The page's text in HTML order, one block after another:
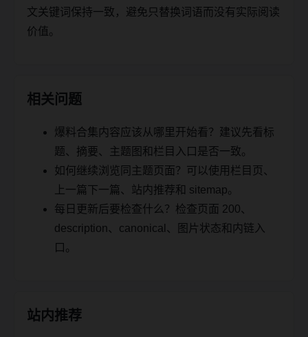
文关键词保持一致，避免只替换词语而没有实际阅读
价值。
相关问题
爆料合集内容应该从哪里开始看？建议先看标
题、摘要、主题图和栏目入口是否一致。
如何继续浏览同主题页面？可以使用栏目页、
上一篇下一篇、站内推荐和 sitemap。
每日更新后要检查什么？检查页面 200、
description、canonical、图片状态和内链入
口。
站内推荐